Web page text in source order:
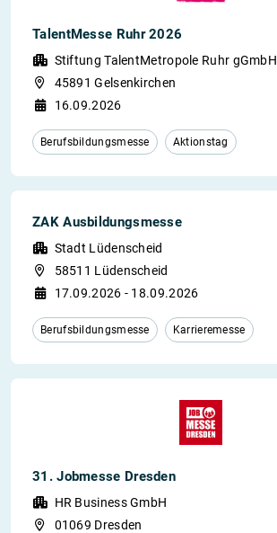
TalentMesse Ruhr 2026
Stiftung TalentMetropole Ruhr gGmbH
45891 Gelsenkirchen
16.09.2026
Berufsbildungsmesse Aktionstag
ZAK Ausbildungsmesse
Stadt Lüdenscheid
58511 Lüdenscheid
17.09.2026 - 18.09.2026
Berufsbildungsmesse Karrieremesse
31. Jobmesse Dresden
HR Business GmbH
01069 Dresden